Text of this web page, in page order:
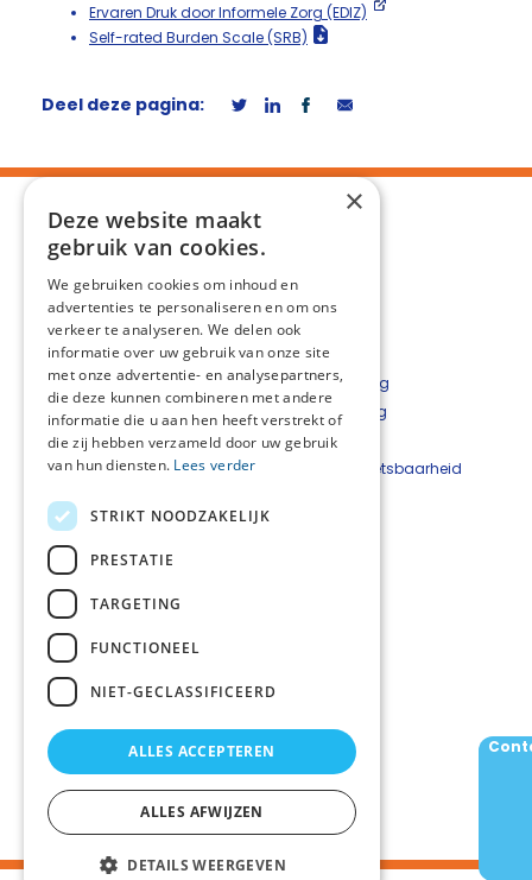
Ervaren Druk door Informele Zorg (EDIZ)
Self-rated Burden Scale (SRB)
Deel deze pagina:
Privacyverklaring
Cookieverklaring
Disclaimer
Beveiligingskwetsbaarheid
Netwerkcoördinator
Harmiene Gommans
T: 06-23071661
NPZDrentheSteenwijkerland@gmail.com
Aanmelden nieuwsbrief
Voor de nieuwsbrief graag aanmelden via
communicatie@transformatieteam.com
×
Deze website maakt
gebruik van cookies.
We gebruiken cookies om inhoud en
advertenties te personaliseren en om ons
verkeer te analyseren. We delen ook
informatie over uw gebruik van onze site
met onze advertentie- en analysepartners,
die deze kunnen combineren met andere
informatie die u aan hen heeft verstrekt of
die zij hebben verzameld door uw gebruik
van hun diensten. Lees verder
STRIKT NOODZAKELIJK
PRESTATIE
TARGETING
FUNCTIONEEL
NIET-GECLASSIFICEERD
ALLES ACCEPTEREN
ALLES AFWIJZEN
DETAILS WEERGEVEN